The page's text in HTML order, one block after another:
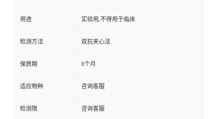
用途 实验用,不得用于临床
检测方法 双抗夹心法
保质期 6个月
适应物种 咨询客服
检测限 咨询客服